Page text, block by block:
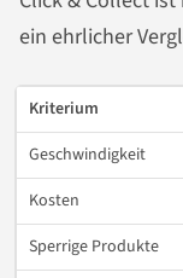
ein ehrlicher
Kriterium
Geschwindigkeit
Kosten
Sperrige Produkte